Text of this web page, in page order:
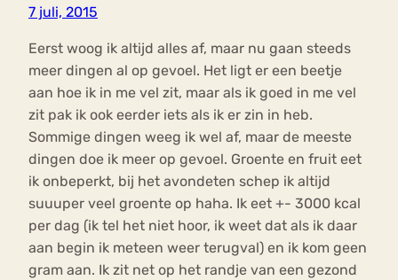
7 juli, 2015
Eerst woog ik altijd alles af, maar nu gaan steeds
meer dingen al op gevoel. Het ligt er een beetje
aan hoe ik in me vel zit, maar als ik goed in me vel
zit pak ik ook eerder iets als ik er zin in heb.
Sommige dingen weeg ik wel af, maar de meeste
dingen doe ik meer op gevoel. Groente en fruit eet
ik onbeperkt, bij het avondeten schep ik altijd
suuuper veel groente op haha. Ik eet +- 3000 kcal
per dag (ik tel het niet hoor, ik weet dat als ik daar
aan begin ik meteen weer terugval) en ik kom geen
gram aan. Ik zit net op het randje van een gezond